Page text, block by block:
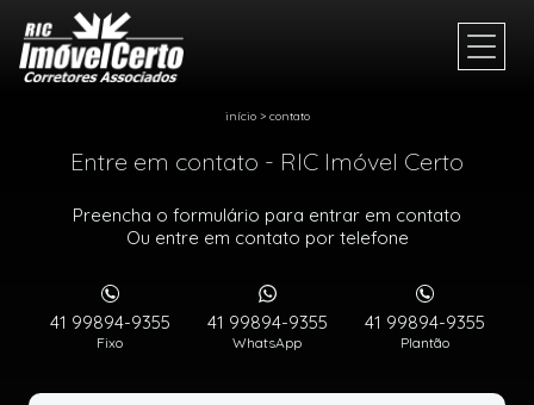
início> contato
Entre em contato - RIC Imóvel Certo
Preencha o formulário para entrar em contato
Ou entre em contato por telefone
41 99894-9355
Fixo
41 99894-9355
WhatsApp
41 99894-9355
Plantão